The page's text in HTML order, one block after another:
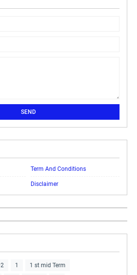
Term And Conditions
Disclaimer
1 1 st mid Term